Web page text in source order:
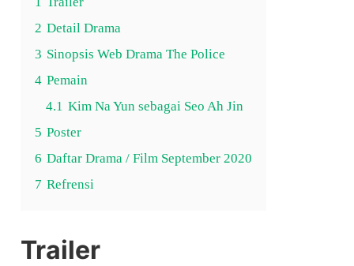
2 Detail Drama
3 Sinopsis Web Drama The Police
4 Pemain
4.1 Kim Na Yun sebagai Seo Ah Jin
5 Poster
6 Daftar Drama / Film September 2020
7 Refrensi
Trailer